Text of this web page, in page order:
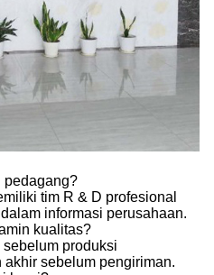
pedagang?
tim R & D profesional
informasi perusahaan.
kualitas?
produksi
sebelum pengiriman.